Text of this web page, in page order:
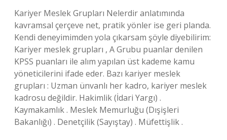
Kariyer Meslek Grupları Nelerdir anlatımında
kavramsal çerçeve net, pratik yönler ise geri planda.
Kendi deneyimimden yola çıkarsam şöyle diyebilirim:
Kariyer meslek grupları , A Grubu puanlar denilen
KPSS puanları ile alım yapılan üst kademe kamu
yöneticilerini ifade eder. Bazı kariyer meslek
grupları : Uzman ünvanlı her kadro, kariyer meslek
kadrosu değildir. Hakimlik (İdari Yargı) .
Kaymakamlık . Meslek Memurluğu (Dışişleri
Bakanlığı) . Denetçilik (Sayıştay) . Müfettişlik .